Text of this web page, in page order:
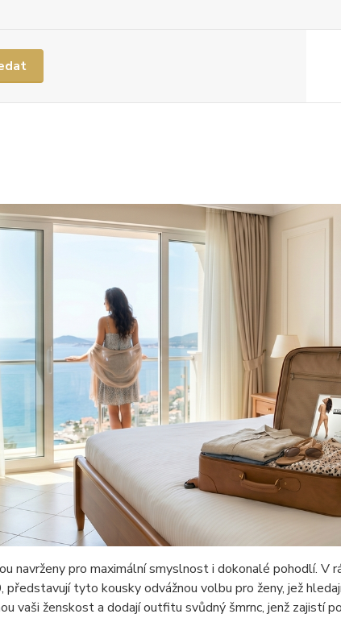
navrženy pro maximální smyslnost i dokonalé pohodlí. V
tyto kousky odvážnou volbu pro ženy, jež
vaši ženskost a dodají outfitu svůdný šmrnc, jenž zajistí